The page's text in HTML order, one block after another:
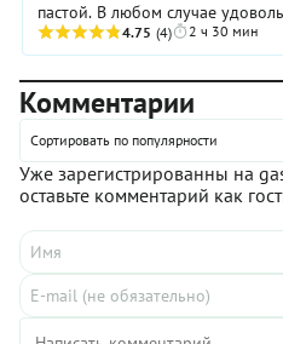
пастой. В любом случае
Готовятся сахарные булочки
4.75 (4) 2 ч 30 мин
Комментарии
Сортировать по популярности
Уже зарегистрированны на
оставьте комментарий как